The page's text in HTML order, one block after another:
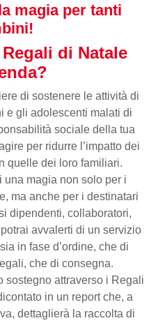
magia per tanti
di Natale
di sostenere le attività di
e gli adolescenti malati di
sociale della tua
per ridurre l’impatto dei
quelle dei loro familiari.
una magia non solo per i
ma anche per i destinatari
dipendenti, collaboratori,
avvalerti di un servizio
in fase d’ordine, che di
che di consegna.
sostegno attraverso i Regali
in un report che, a
dettaglierà la raccolta di